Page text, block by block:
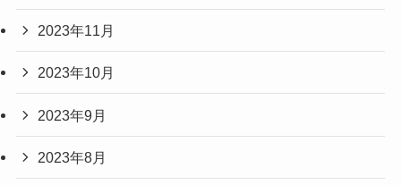
2023年11月
2023年10月
2023年9月
2023年8月